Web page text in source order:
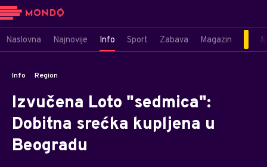
Naslovna Najnovije Info Sport Zabava Magazin
Info Region
Izvučena Loto "sedmica":
Dobitna srećka kupljena u
Beogradu